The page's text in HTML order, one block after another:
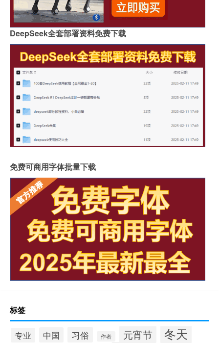
DeepSeek全套部署资料免费下载
免费可商用字体批量下载
标签
专业 中国 习俗 作者 元宵节 冬天